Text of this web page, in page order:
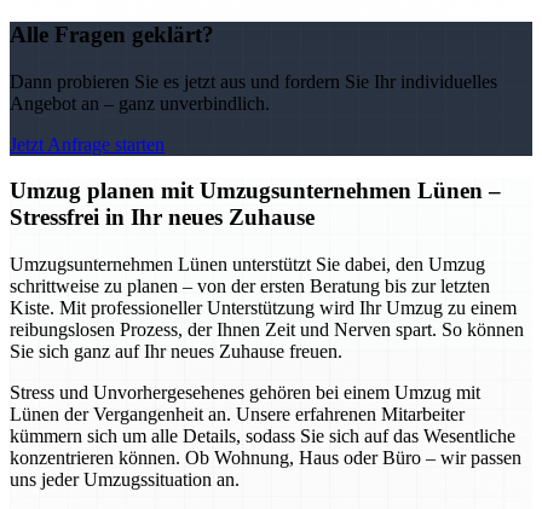
Alle Fragen geklärt?
Dann probieren Sie es jetzt aus und fordern Sie Ihr individuelles
Angebot an – ganz unverbindlich.
Jetzt Anfrage starten
Umzug planen mit Umzugsunternehmen Lünen –
Stressfrei in Ihr neues Zuhause
Umzugsunternehmen Lünen unterstützt Sie dabei, den Umzug
schrittweise zu planen – von der ersten Beratung bis zur letzten
Kiste. Mit professioneller Unterstützung wird Ihr Umzug zu einem
reibungslosen Prozess, der Ihnen Zeit und Nerven spart. So können
Sie sich ganz auf Ihr neues Zuhause freuen.
Stress und Unvorhergesehenes gehören bei einem Umzug mit
Lünen der Vergangenheit an. Unsere erfahrenen Mitarbeiter
kümmern sich um alle Details, sodass Sie sich auf das Wesentliche
konzentrieren können. Ob Wohnung, Haus oder Büro – wir passen
uns jeder Umzugssituation an.